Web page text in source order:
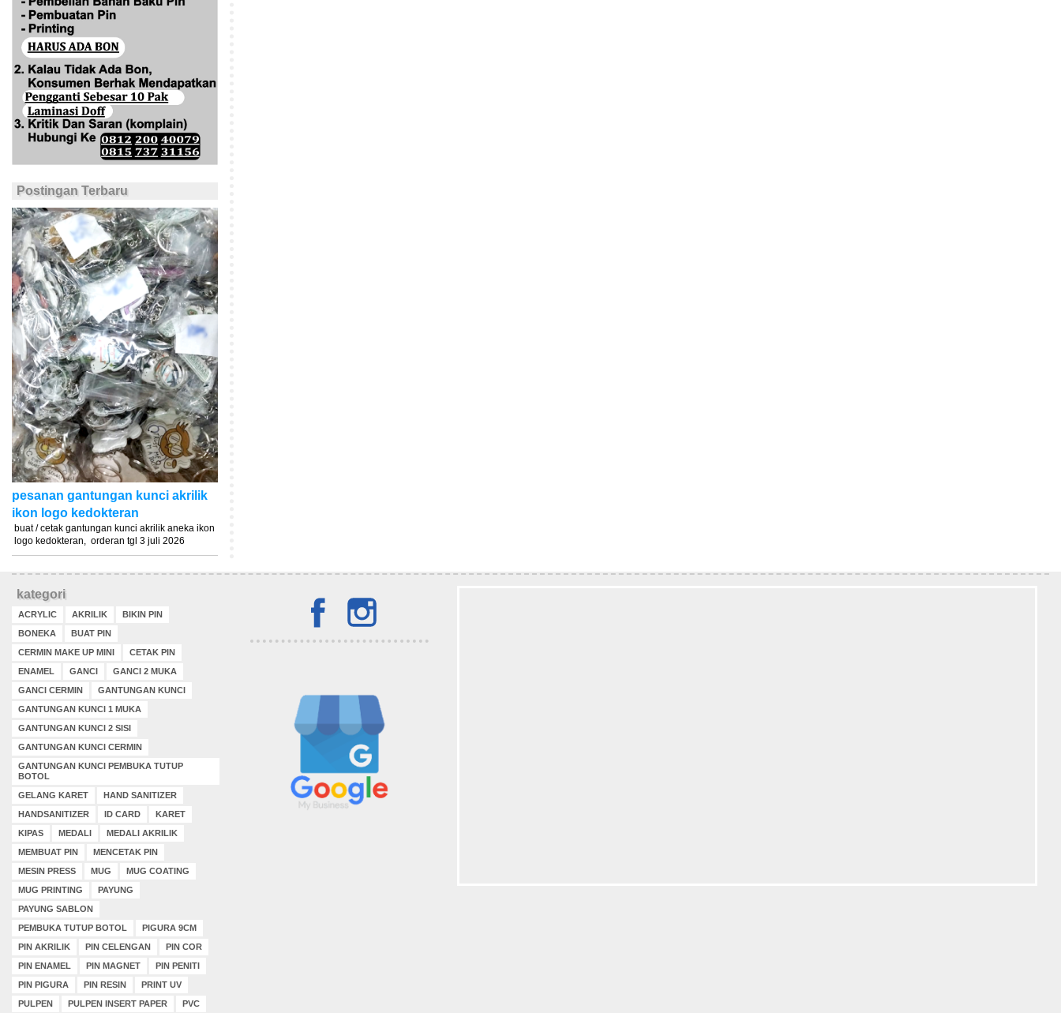
Postingan Terbaru
pesanan gantungan kunci akrilik
ikon logo kedokteran
buat / cetak gantungan kunci akrilik aneka ikon
logo kedokteran, orderan tgl 3 juli 2026
kategori
ACRYLIC AKRILIK
BIKIN PIN
BONEKA
BUAT PIN
CERMIN MAKE UP MINI
CETAK PIN
ENAMEL
GANCI
GANCI 2 MUKA
GANCI CERMIN
GANTUNGAN KUNCI
GANTUNGAN KUNCI 1 MUKA
GANTUNGAN KUNCI 2 SISI
GANTUNGAN KUNCI CERMIN
GANTUNGAN KUNCI PEMBUKA TUTUP
BOTOL
GELANG KARET
HAND SANITIZER
HANDSANITIZER
ID CARD
KARET
KIPAS
MEDALI
MEDALI AKRILIK
MEMBUAT PIN
MENCETAK PIN
MESIN PRESS
MUG
MUG COATING
MUG PRINTING
PAYUNG
PAYUNG SABLON
PEMBUKA TUTUP BOTOL
PIGURA 9CM
PIN AKRILIK
PIN CELENGAN
PIN COR
PIN ENAMEL
PIN MAGNET
PIN PENITI
PIN PIGURA
PIN RESIN
PRINT UV
PULPEN
PULPEN INSERT PAPER PVC